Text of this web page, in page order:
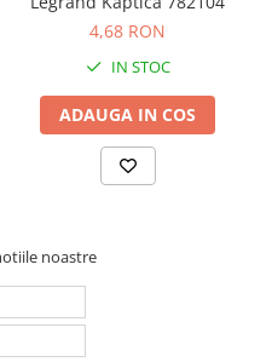
4,68 RON
IN STOC
ADAUGA IN COS
noastre